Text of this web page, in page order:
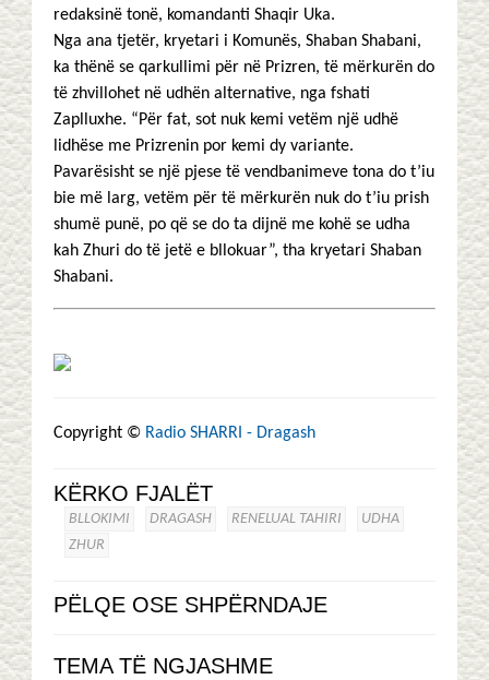
redaksinë tonë, komandanti Shaqir Uka.
Nga ana tjetër, kryetari i Komunës, Shaban Shabani,
ka thënë se qarkullimi për në Prizren, të mërkurën do
të zhvillohet në udhën alternative, nga fshati
Zaplluxhe. “Për fat, sot nuk kemi vetëm një udhë
lidhëse me Prizrenin por kemi dy variante.
Pavarësisht se një pjese të vendbanimeve tona do t’iu
bie më larg, vetëm për të mërkurën nuk do t’iu prish
shumë punë, po që se do ta dijnë me kohë se udha
kah Zhuri do të jetë e bllokuar”, tha kryetari Shaban
Shabani.
Copyright © Radio SHARRI - Dragash
KËRKO FJALËT
BLLOKIMI DRAGASH RENELUAL TAHIRI
UDHA
ZHUR
PËLQE OSE SHPËRNDAJE
TEMA TË NGJASHME